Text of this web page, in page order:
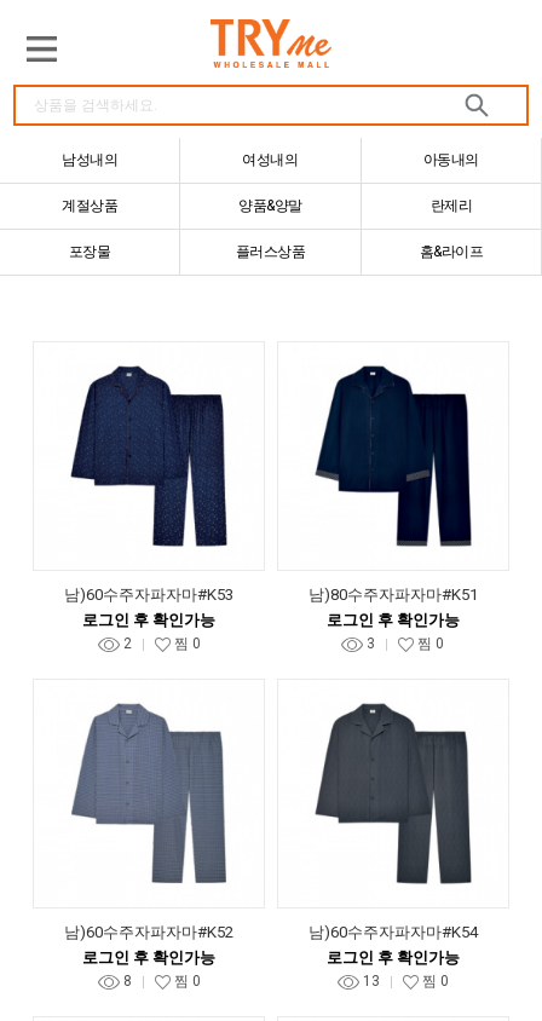
남성내의 여성내의 아동내의
계절상품 양품&양말 란제리
포장물 플러스상품 홈&라이프
남)60수주자파자마#K53
로그인 후 확인가능
2 찜 0
남)80수주자파자마#K51
로그인 후 확인가능
3 찜 0
남)60수주자파자마#K52
로그인 후 확인가능
8 찜 0
남)60수주자파자마#K54
로그인 후 확인가능
13 찜 0